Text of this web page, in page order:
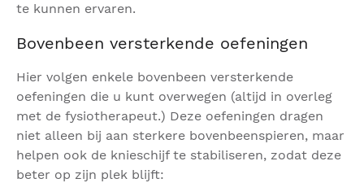
te kunnen ervaren.
Bovenbeen versterkende oefeningen
Hier volgen enkele bovenbeen versterkende
oefeningen die u kunt overwegen (altijd in overleg
met de fysiotherapeut.) Deze oefeningen dragen
niet alleen bij aan sterkere bovenbeenspieren, maar
helpen ook de knieschijf te stabiliseren, zodat deze
beter op zijn plek blijft: